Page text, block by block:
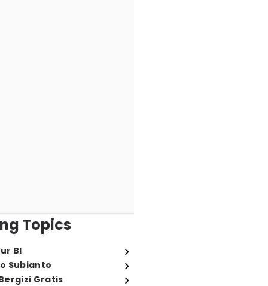
Topics
BI
Subianto
Gratis